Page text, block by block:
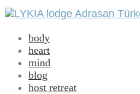
navigation
body
heart
mind
blog
host retreat